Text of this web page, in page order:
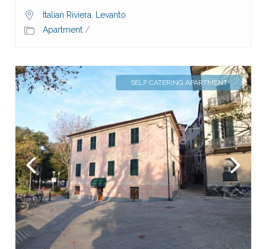
Italian Riviera
Levanto
Apartment/
SELF CATERING APARTMENT